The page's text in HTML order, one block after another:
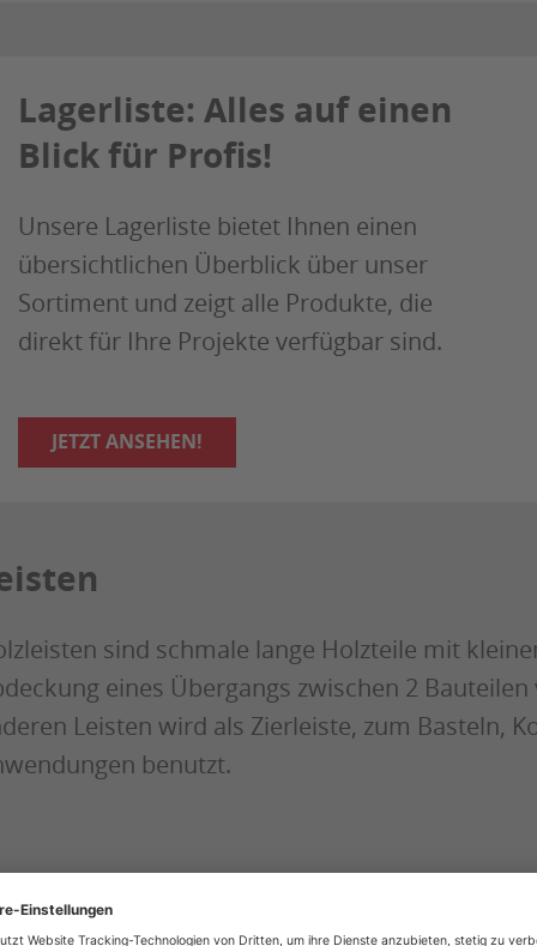
Lagerliste: Alles auf einen
Blick für Profis!
Unsere Lagerliste bietet Ihnen einen
übersichtlichen Überblick über unser
Sortiment und zeigt alle Produkte, die
direkt für Ihre Projekte verfügbar sind.
JETZT ANSEHEN!
sind schmale lange Holzteile mit
eines Übergangs zwischen 2
Leisten wird als Zierleiste, zum Basteln,
benutzt.